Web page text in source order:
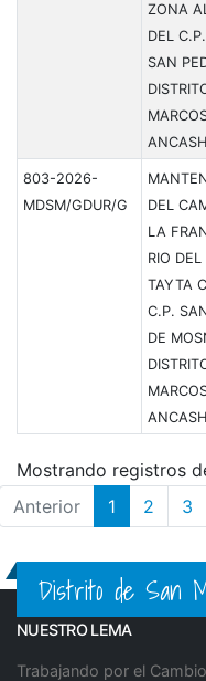
ZONA
DEL
SAN
ANCASH
803-2026-
MDSM/GDUR/G
DEL
LA
RIO DEL
TAYTA
C.P.
DE
Mostrando registros
Anterior
1 2 3
Distrito de San
NUESTRO LEMA
Trabajando por el Cambio